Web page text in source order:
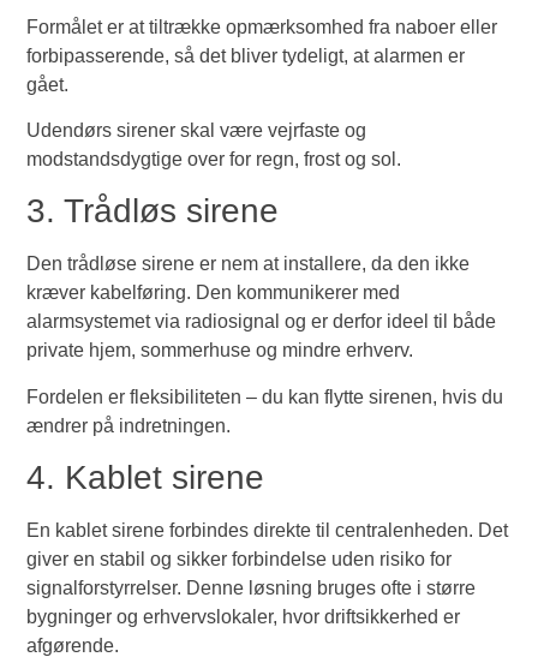
Formålet er at tiltrække opmærksomhed fra naboer eller
forbipasserende, så det bliver tydeligt, at alarmen er
gået.
Udendørs sirener skal være vejrfaste og
modstandsdygtige over for regn, frost og sol.
3. Trådløs sirene
Den trådløse sirene er nem at installere, da den ikke
kræver kabelføring. Den kommunikerer med
alarmsystemet via radiosignal og er derfor ideel til både
private hjem, sommerhuse og mindre erhverv.
Fordelen er fleksibiliteten – du kan flytte sirenen, hvis du
ændrer på indretningen.
4. Kablet sirene
En kablet sirene forbindes direkte til centralenheden. Det
giver en stabil og sikker forbindelse uden risiko for
signalforstyrrelser. Denne løsning bruges ofte i større
bygninger og erhvervslokaler, hvor driftsikkerhed er
afgørende.